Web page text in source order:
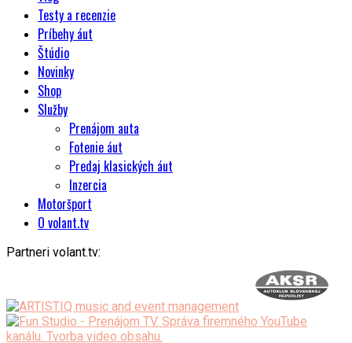
Testy a recenzie
Príbehy áut
Štúdio
Novinky
Shop
Služby
Prenájom auta
Fotenie áut
Predaj klasických áut
Inzercia
Motoršport
O volant.tv
Partneri volant.tv: